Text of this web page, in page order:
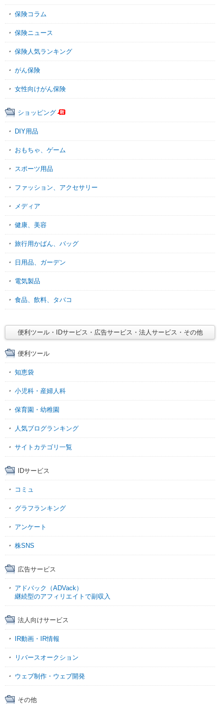
保険コラム
保険ニュース
保険人気ランキング
がん保険
女性向けがん保険
ショッピング
DIY用品
おもちゃ、ゲーム
スポーツ用品
ファッション、アクセサリー
メディア
健康、美容
旅行用かばん、バッグ
日用品、ガーデン
電気製品
食品、飲料、タバコ
便利ツール・IDサービス・広告サービス・法人サービス・その他
便利ツール
知恵袋
小児科・産婦人科
保育園・幼稚園
人気ブログランキング
サイトカテゴリ一覧
IDサービス
コミュ
グラフランキング
アンケート
株SNS
広告サービス
アドバック（ADVack）
継続型のアフィリエイトで副収入
法人向けサービス
IR動画・IR情報
リバースオークション
ウェブ制作・ウェブ開発
その他